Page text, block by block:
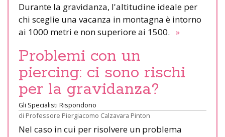
Durante la gravidanza, l'altitudine ideale per
chi sceglie una vacanza in montagna è intorno
ai 1000 metri e non superiore ai 1500. »
Problemi con un
piercing: ci sono rischi
per la gravidanza?
Gli Specialisti Rispondono
di Professore Piergiacomo Calzavara Pinton
Nel caso in cui per risolvere un problema